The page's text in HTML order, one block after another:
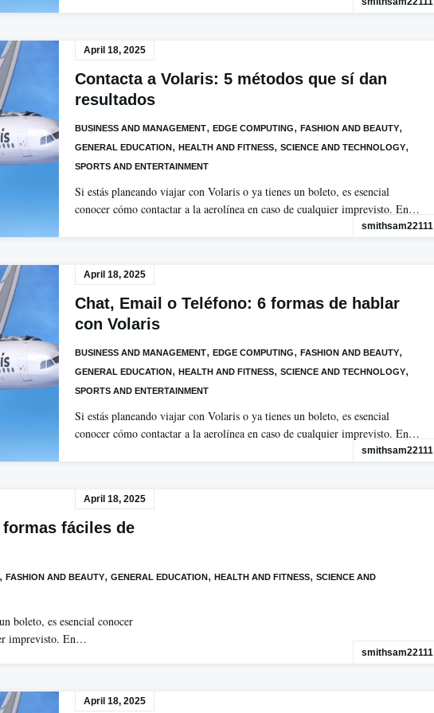
April 18, 2025
Contacta a Volaris: 5 métodos que sí dan
resultados
BUSINESS AND MANAGEMENT, EDGE COMPUTING, FASHION AND BEAUTY,
GENERAL EDUCATION, HEALTH AND FITNESS, SCIENCE AND TECHNOLOGY,
SPORTS AND ENTERTAINMENT
Si estás planeando viajar con Volaris o ya tienes un boleto, es esencial
conocer cómo contactar a la aerolínea en caso de cualquier imprevisto. En…
smithsam22111
April 18, 2025
Chat, Email o Teléfono: 6 formas de hablar
con Volaris
BUSINESS AND MANAGEMENT, EDGE COMPUTING, FASHION AND BEAUTY,
GENERAL EDUCATION, HEALTH AND FITNESS, SCIENCE AND TECHNOLOGY,
SPORTS AND ENTERTAINMENT
Si estás planeando viajar con Volaris o ya tienes un boleto, es esencial
conocer cómo contactar a la aerolínea en caso de cualquier imprevisto. En…
smithsam22111
April 18, 2025
fáciles de
, FASHION AND BEAUTY, GENERAL EDUCATION, HEALTH AND FITNESS, SCIENCE AND
boleto, es esencial conocer
imprevisto. En…
smithsam22111
April 18, 2025